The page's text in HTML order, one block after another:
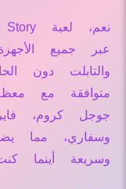
عبر جميع
والتابلت دون
متوافقة مع
جوجل كروم،
وسفاري، مما
وسريعة أينما